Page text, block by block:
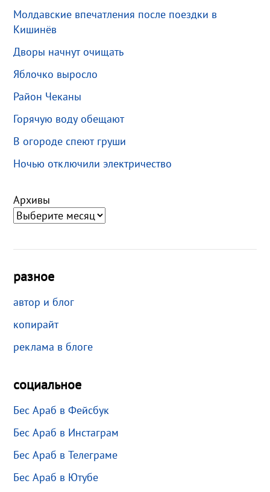
Молдавские впечатления после поездки в
Кишинёв
Дворы начнут очищать
Яблочко выросло
Район Чеканы
Горячую воду обещают
В огороде спеют груши
Ночью отключили электричество
Архивы
разное
автор и блог
копирайт
реклама в блоге
социальное
Бес Араб в Фейсбук
Бес Араб в Инстаграм
Бес Араб в Телеграме
Бес Араб в Ютубе